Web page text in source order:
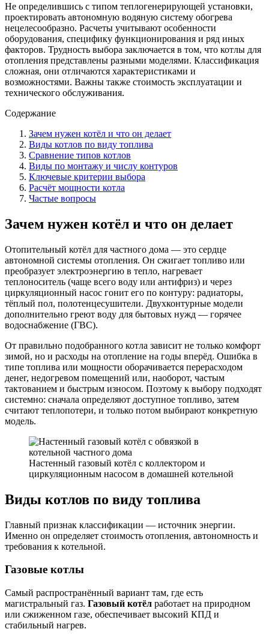
Не определившись с типом теплогенерирующей установки,
проектировать автономную водяную систему обогрева
нецелесообразно. Расчеты учитывают особенности
оборудования, специфику функционирования и ряд иных
факторов. Трудность выбора заключается в том, что котлы для
отопления представлены разными моделями. Классификация
сложная, они отличаются характеристиками и
возможностями. Важны также стоимость эксплуатации и
технического обслуживания.
Содержание
Зачем нужен котёл и что он делает
Виды котлов по виду топлива
Сравнение типов котлов
Виды по монтажу и числу контуров
Ключевые критерии выбора
Расчёт мощности котла
Частые вопросы
Зачем нужен котёл и что он делает
Отопительный котёл для частного дома — это сердце
автономной системы отопления. Он сжигает топливо или
преобразует электроэнергию в тепло, нагревает
теплоноситель (чаще всего воду или антифриз) и через
циркуляционный насос гонит его по контуру: радиаторы,
тёплый пол, полотенцесушители. Двухконтурные модели
дополнительно греют воду для бытовых нужд — горячее
водоснабжение (ГВС).
От правильно подобранного котла зависит не только комфорт
зимой, но и расходы на отопление на годы вперёд. Ошибка в
типе топлива или мощности оборачивается перерасходом
денег, недогревом помещений или, наоборот, частым
тактованием и быстрым износом. Поэтому к выбору подходят
системно: сначала определяют доступное топливо, затем
считают теплопотери, и только потом выбирают конкретную
модель.
Настенный газовый котёл с коллектором и
циркуляционным насосом в домашней котельной
Виды котлов по виду топлива
Главный признак классификации — источник энергии.
Именно он определяет стоимость отопления, автономность и
требования к котельной.
Газовые котлы
Самый распространённый вариант там, где есть
магистральный газ. Газовый котёл работает на природном
или сжиженном газе, обеспечивает высокий КПД и
стабильный нагрев.